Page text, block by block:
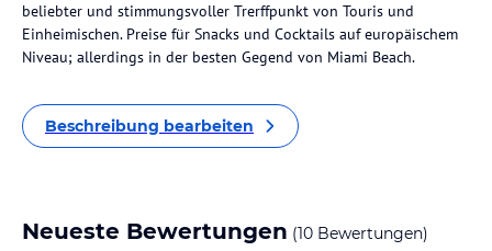
beliebter und stimmungsvoller Trerffpunkt von Touris und
Einheimischen. Preise für Snacks und Cocktails auf europäischem
Niveau; allerdings in der besten Gegend von Miami Beach.
Beschreibung bearbeiten
Neueste Bewertungen (10 Bewertungen)